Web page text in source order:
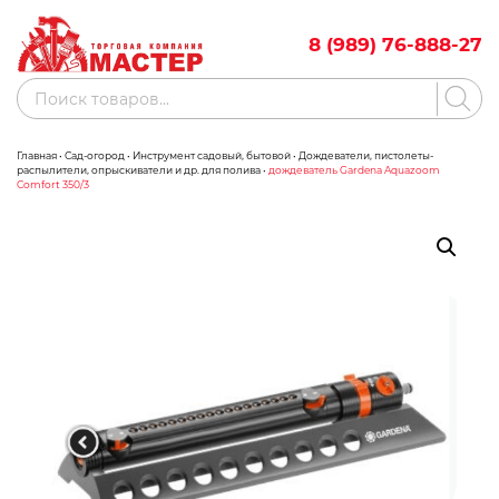
content
8 (989) 76-888-27
Акции Бренды
Клининговое оборудование
Компрессорное оборудование
Поиск
товаров
Главная• Сад-огород • Инструмент садовый, бытовой• Дождеватели, пистолеты-
распылители, опрыскиватели и др. для полива• дождеватель Gardena Aquazoom
Comfort 350/3